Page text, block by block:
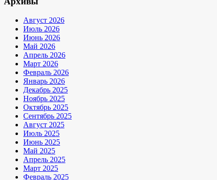
Август 2026
Июль 2026
Июнь 2026
Май 2026
Апрель 2026
Март 2026
Февраль 2026
Январь 2026
Декабрь 2025
Ноябрь 2025
Октябрь 2025
Сентябрь 2025
Август 2025
Июль 2025
Июнь 2025
Май 2025
Апрель 2025
Март 2025
Февраль 2025